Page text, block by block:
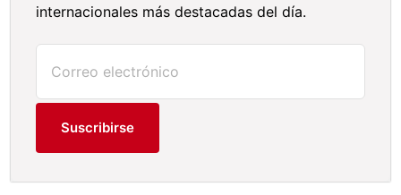
internacionales más destacadas del día.
Suscribirse